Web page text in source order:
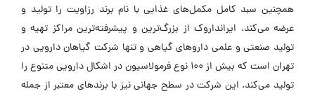
همچنین سبد کامل مکمل‌های غذایی با نام برند رزاویت را تولید و
عرضه می‌کند. ایرانداروک از بزرگ‌ترین و پیشرفته‌ترین مراکز تهیه و
تولید صنعتی و علمی داروهای گیاهی و تنها شرکت گیاهان دارویی در
تهران است که بیش از ۱۰۰ نوع فرمولاسیون در اشکال دارویی متنوع را
تولید می‌کند. این شرکت در سطح جهانی نیز با برندهای معتبر از جمله